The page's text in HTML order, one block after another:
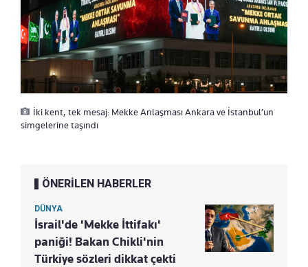
İki kent, tek mesaj: Mekke Anlaşması Ankara ve İstanbul’un
simgelerine taşındı
ÖNERİLEN HABERLER
DÜNYA
İsrail'de 'Mekke İttifakı'
paniği! Bakan Chikli'nin
Türkiye sözleri dikkat çekti